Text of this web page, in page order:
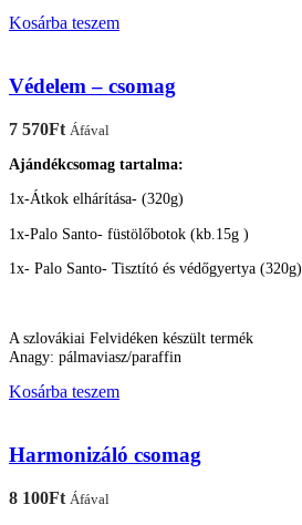
Kosárba teszem
Védelem – csomag
7 570Ft Áfával
Ajándékcsomag tartalma:
1x-Átkok elhárítása- (320g)
1x-Palo Santo- füstölőbotok (kb.15g )
1x- Palo Santo- Tisztító és védőgyertya (320g)
A szlovákiai Felvidéken készült termék
Anagy: pálmaviasz/paraffin
Kosárba teszem
Harmonizáló csomag
8 100Ft Áfával